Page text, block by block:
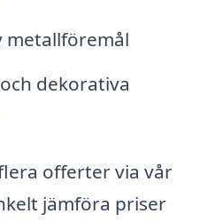
metallföremål
dekorativa
offerter via vår
jämföra priser